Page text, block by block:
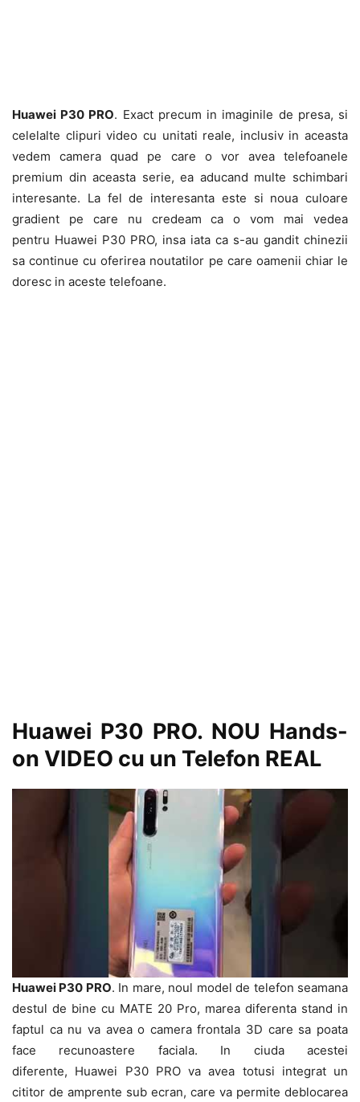
Huawei P30 PRO. Exact precum in imaginile de presa, si
celelalte clipuri video cu unitati reale, inclusiv in aceasta
vedem camera quad pe care o vor avea telefoanele
premium din aceasta serie, ea aducand multe schimbari
interesante. La fel de interesanta este si noua culoare
gradient pe care nu credeam ca o vom mai vedea
pentru Huawei P30 PRO, insa iata ca s-au gandit chinezii
sa continue cu oferirea noutatilor pe care oamenii chiar le
doresc in aceste telefoane.
Huawei P30 PRO. NOU Hands-
on VIDEO cu un Telefon REAL
Huawei P30 PRO. In mare, noul model de telefon seamana
destul de bine cu MATE 20 Pro, marea diferenta stand in
faptul ca nu va avea o camera frontala 3D care sa poata
face recunoastere faciala. In ciuda acestei
diferente, Huawei P30 PRO va avea totusi integrat un
cititor de amprente sub ecran, care va permite deblocarea